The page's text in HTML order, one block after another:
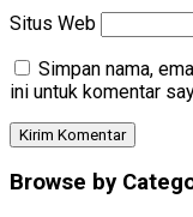
Situs Web
Simpan nama,
ini untuk komentar
Browse by